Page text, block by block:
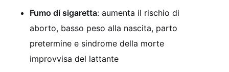
Fumo di sigaretta: aumenta il rischio di
aborto, basso peso alla nascita, parto
pretermine e sindrome della morte
improvvisa del lattante